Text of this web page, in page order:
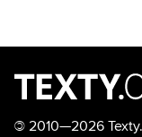
© 2010—2026